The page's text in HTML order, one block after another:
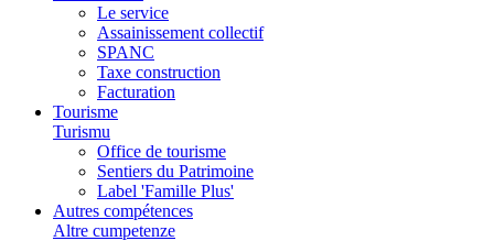
Le service
Assainissement collectif
SPANC
Taxe construction
Facturation
Tourisme
Turismu
Office de tourisme
Sentiers du Patrimoine
Label 'Famille Plus'
Autres compétences
Altre cumpetenze